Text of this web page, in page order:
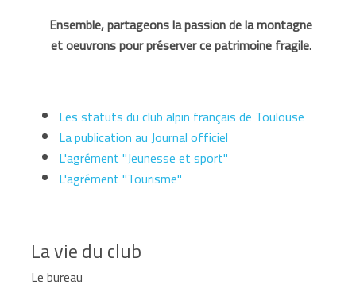
Ensemble, partageons la passion de la montagne
et oeuvrons pour préserver ce patrimoine fragile.
Les statuts du club alpin français de Toulouse
La publication au Journal officiel
L'agrément "Jeunesse et sport"
L'agrément "Tourisme"
La vie du club
Le bureau